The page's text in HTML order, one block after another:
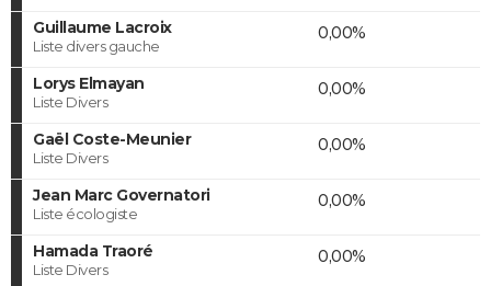
Guillaume Lacroix
Liste divers gauche
0,00%
Lorys Elmayan
Liste Divers
0,00%
Gaël Coste-Meunier
Liste Divers
0,00%
Jean Marc Governatori
Liste écologiste
0,00%
Hamada Traoré
Liste Divers
0,00%